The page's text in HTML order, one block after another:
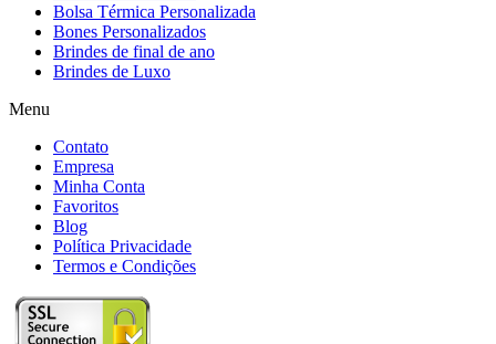
Bolsa Térmica Personalizada
Bones Personalizados
Brindes de final de ano
Brindes de Luxo
Menu
Contato
Empresa
Minha Conta
Favoritos
Blog
Política Privacidade
Termos e Condições